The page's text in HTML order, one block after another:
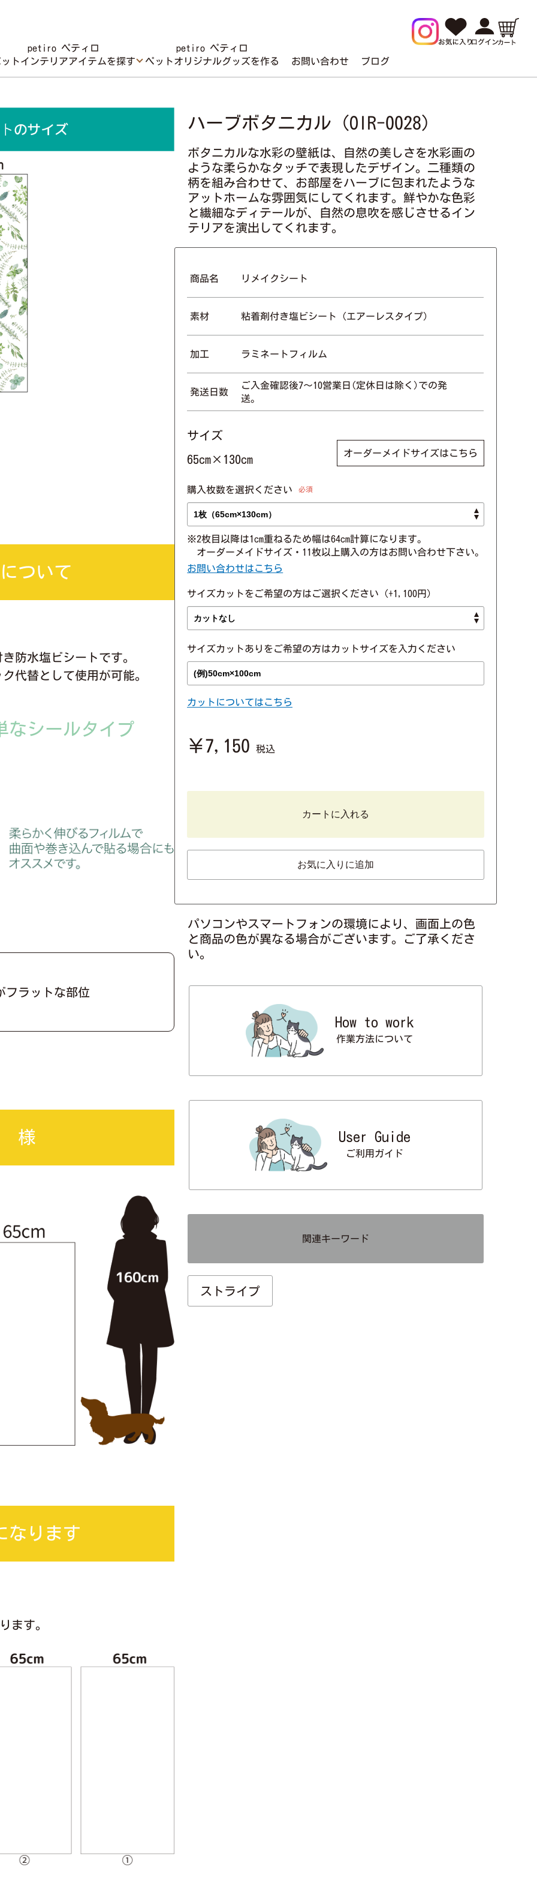
petiro ペティロ
トインテリアアイテムを探す
petiro ペティロ
ペットオリジナルグッズを作る
お問い合わせ ブログ
ついて
防水塩ビシートです。
代替として使用が可能。
なシールタイプ
ラットな部位
様
なります
ます。
ハーブボタニカル（OIR-0028）
ボタニカルな水彩の壁紙は、自然の美しさを水彩画の
ような柔らかなタッチで表現したデザイン。二種類の
柄を組み合わせて、お部屋をハーブに包まれたような
アットホームな雰囲気にしてくれます。鮮やかな色彩
と繊細なディテールが、自然の息吹を感じさせるイン
テリアを演出してくれます。
商品名 リメイクシート
素材 粘着剤付き塩ビシート（エアーレスタイプ）
加工 ラミネートフィルム
発送日数
ご入金確認後7〜10営業日(定休日は除く)での発
送。
サイズ
65cm×130cm
オーダーメイドサイズはこちら
購入枚数を選択ください 必須
※2枚目以降は1cm重ねるため幅は64cm計算になります。
オーダーメイドサイズ・11枚以上購入の方はお問い合わせ下さい。
お問い合わせはこちら
サイズカットをご希望の方はご選択ください（+1,100円）
サイズカットありをご希望の方はカットサイズを入力ください
カットについてはこちら
￥7,150 税込
カートに入れる
お気に入りに追加
パソコンやスマートフォンの環境により、画面上の色
と商品の色が異なる場合がございます。ご了承くださ
い。
How to work
作業方法について
User Guide
ご利用ガイド
関連キーワード
ストライプ